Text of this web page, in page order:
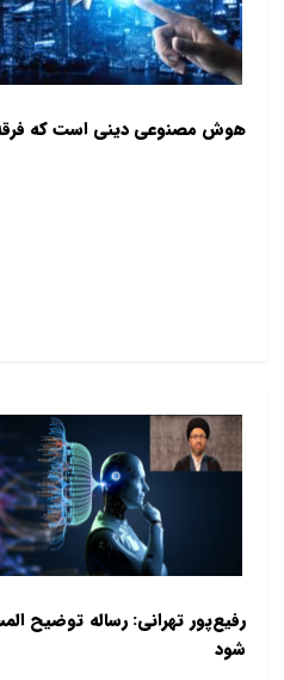
هوش مصنوعی دینی است که
رفیع‌پور تهرانی: رساله توضیح
شود